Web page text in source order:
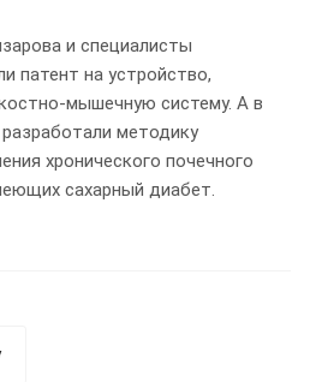
и специалисты
патент на устройство,
мышечную систему. А в
методику
хронического почечного
сахарный диабет.